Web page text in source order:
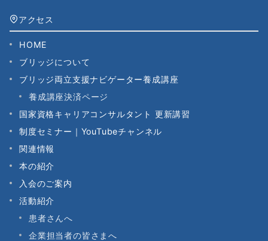
アクセス
HOME
ブリッジについて
ブリッジ両立支援ナビゲーター養成講座
養成講座決済ページ
国家資格キャリアコンサルタント 更新講習
制度セミナー｜YouTubeチャンネル
関連情報
本の紹介
入会のご案内
活動紹介
患者さんへ
企業担当者の皆さまへ